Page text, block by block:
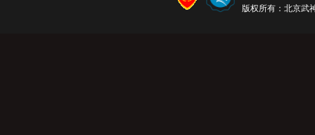
版权所有：北京武